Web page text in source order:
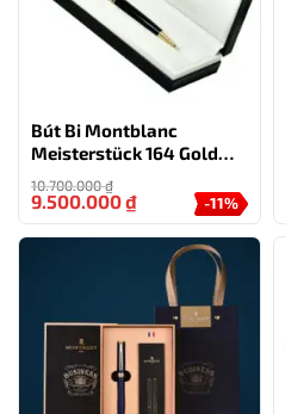
Bút Bi Montblanc
Meisterstück 164 Gold
Coated Classique
10.700.000₫
-11%
9.500.000₫